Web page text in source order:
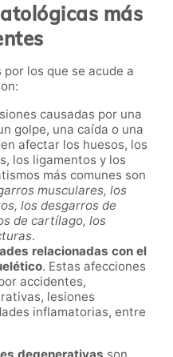
más
los que se acude a
causadas por una
golpe, una caída o una
afectar los huesos, los
los ligamentos y los
más comunes son
musculares, los
los desgarros de
de cartílago, los
.
relacionadas con el
. Estas afecciones
accidentes,
lesiones
inflamatorias, entre